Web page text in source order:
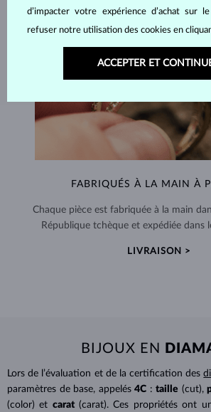
FABRIQUÉS À LA MAIN À
Chaque pièce est fabriquée à la main
République tchèque et expédiée dans
LIVRAISON >
BIJOUX EN
Lors de l’évaluation et de la certification des
paramètres de base, appelés 4C : taille (cut),
(color) et carat (carat). Ces propriétés ont
d’impacter votre expérience d’achat sur
refuser notre utilisation des cookies en
ACCEPTER ET